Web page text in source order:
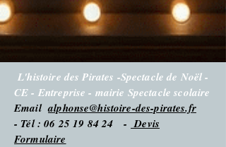
L'histoire des Pirates -Spectacle de Noël -
CE - Entreprise - mairie Spectacle scolaire
Emailalphonse@histoire-des-pirates.fr
- Tél : 06 25 19 84 24 - Devis
Formulaire